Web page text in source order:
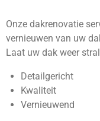
Onze dakrenovatie
vernieuwen van uw
Laat uw dak weer
Detailgericht
Kwaliteit
Vernieuwend